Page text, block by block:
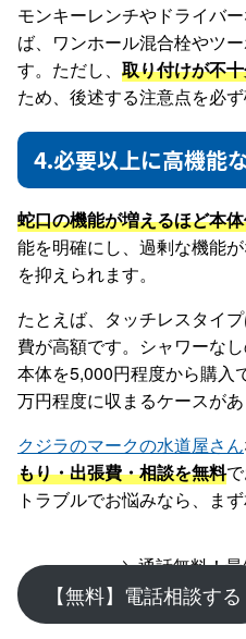
モンキーレンチやドライバ
ば、ワンホール混合栓やツ
す。ただし、 取り付けが不
ため、後述する注意点を必ず
4.必要以上に高機能
蛇口の機能が増えるほど本
能を明確にし、過剰な機能
を抑えられます。
たとえば、タッチレスタイ
費が高額です。シャワーな
本体を5,000円程度から購入
万円程度に収まるケースがあ
クジラのマークの水道屋さん
もり・出張費・相談を無料
トラブルでお悩みなら、ま
＼通話無料！
【無料】電話相談する